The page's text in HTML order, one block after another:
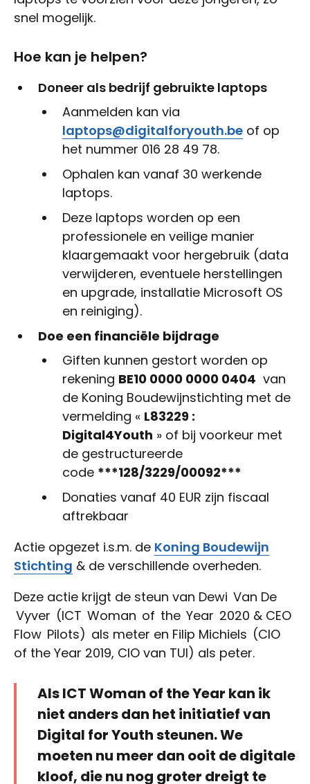
snel mogelijk.
Hoe kan je helpen?
Doneer als bedrijf gebruikte laptops
Aanmelden kan via
laptops@digitalforyouth.be of op
het nummer 016 28 49 78.
Ophalen kan vanaf 30 werkende
laptops.
Deze laptops worden op een
professionele en veilige manier
klaargemaakt voor hergebruik (data
verwijderen, eventuele herstellingen
en upgrade, installatie Microsoft OS
en reiniging).
Doe een financiële bijdrage
Giften kunnen gestort worden op
rekening BE10 0000 0000 0404 van
de Koning Boudewijnstichting met de
vermelding « L83229 :
Digital4Youth » of bij voorkeur met
de gestructureerde
code ***128/3229/00092***
Donaties vanaf 40 EUR zijn fiscaal
aftrekbaar
Actie opgezet i.s.m. de Koning Boudewijn
Stichting & de verschillende overheden.
Deze actie krijgt de steun van Dewi Van De
Vyver (ICT Woman of the Year 2020 & CEO
Flow Pilots) als meter en Filip Michiels (CIO
of the Year 2019, CIO van TUI) als peter.
Als ICT Woman of the Year kan ik
niet anders dan het initiatief van
Digital for Youth steunen. We
moeten nu meer dan ooit de digitale
kloof, die nu nog groter dreigt te